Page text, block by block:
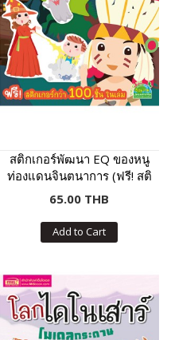
สติกเกอร์พัฒนา EQ ของหนู
ท่องแดนจินตนาการ (ฟรี! สติ
กเกอร์กว่า 100 ชิ้น ในเล่ม)
65.00 THB
Add to Cart